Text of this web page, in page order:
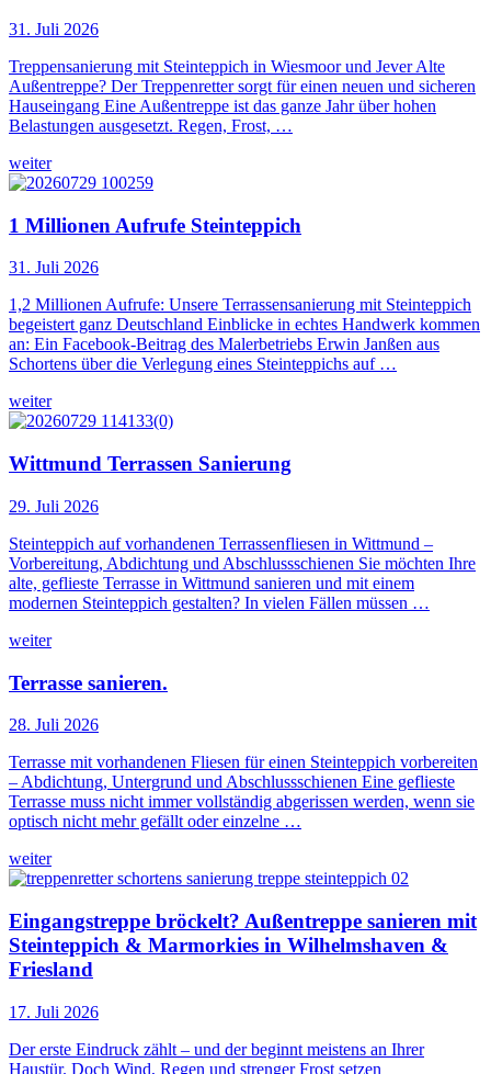
31. Juli 2026
Treppensanierung mit Steinteppich in Wiesmoor und Jever Alte
Außentreppe? Der Treppenretter sorgt für einen neuen und sicheren
Hauseingang Eine Außentreppe ist das ganze Jahr über hohen
Belastungen ausgesetzt. Regen, Frost, …
weiter
1 Millionen Aufrufe Steinteppich
31. Juli 2026
1,2 Millionen Aufrufe: Unsere Terrassensanierung mit Steinteppich
begeistert ganz Deutschland Einblicke in echtes Handwerk kommen
an: Ein Facebook-Beitrag des Malerbetriebs Erwin Janßen aus
Schortens über die Verlegung eines Steinteppichs auf …
weiter
Wittmund Terrassen Sanierung
29. Juli 2026
Steinteppich auf vorhandenen Terrassenfliesen in Wittmund –
Vorbereitung, Abdichtung und Abschlussschienen Sie möchten Ihre
alte, geflieste Terrasse in Wittmund sanieren und mit einem
modernen Steinteppich gestalten? In vielen Fällen müssen …
weiter
Terrasse sanieren.
28. Juli 2026
Terrasse mit vorhandenen Fliesen für einen Steinteppich vorbereiten
– Abdichtung, Untergrund und Abschlussschienen Eine geflieste
Terrasse muss nicht immer vollständig abgerissen werden, wenn sie
optisch nicht mehr gefällt oder einzelne …
weiter
Eingangstreppe bröckelt? Außentreppe sanieren mit
Steinteppich & Marmorkies in Wilhelmshaven &
Friesland
17. Juli 2026
Der erste Eindruck zählt – und der beginnt meistens an Ihrer
Haustür. Doch Wind, Regen und strenger Frost setzen